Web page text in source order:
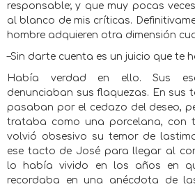
responsable; y que muy pocas
al blanco de mis críticas.
hombre adquieren otra dimensión
–Sin darte cuenta es un juicio que te
Había verdad en ello. Sus
denunciaban sus flaquezas. En sus
pasaban por el cedazo del deseo,
trataba como una porcelana, con
volvió obsesivo su temor de
ese tacto de José para llegar al
lo había vivido en los años en
recordaba en una anécdota de